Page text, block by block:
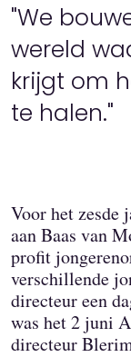
"We
wereld
krijgt om
te halen."
Voor het zesde
aan Baas van
profit
verschillende
directeur een
was het 2 juni
directeur